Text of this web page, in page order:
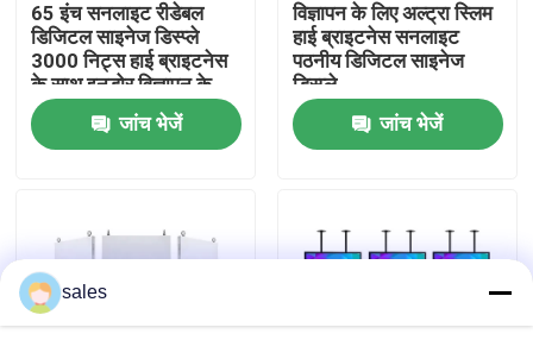
कारखाना भ्रमण
गुणवत्ता नियंत्रण
समाचार
65 इंच सनलाइट रीडेबल
डिजिटल साइनेज डिस्प्ले
3000 निट्स हाई ब्राइटनेस
के साथ इनडोर विज्ञापन के
लिए
जांच भेजें
विज्ञापन के लिए अल्ट्रा स्लिम
हाई ब्राइटनेस सनलाइट
पठनीय डिजिटल साइनेज
डिस्प्ले
जांच भेजें
sales